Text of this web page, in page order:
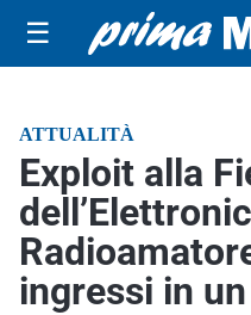
☰
ATTUALITÀ
Exploit alla
ingressi in